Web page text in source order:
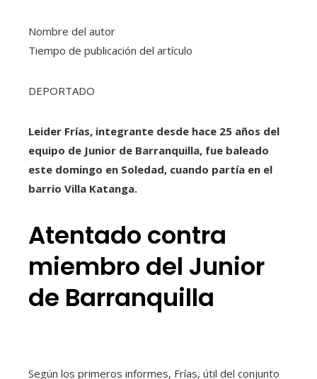
Nombre del autor
Tiempo de publicación del artículo
DEPORTADO
Leider Frías, integrante desde hace 25 años del
equipo de Junior de Barranquilla, fue baleado
este domingo en Soledad, cuando partía en el
barrio Villa Katanga.
Atentado contra
miembro del Junior
de Barranquilla
Según los primeros informes, Frías, útil del conjunto